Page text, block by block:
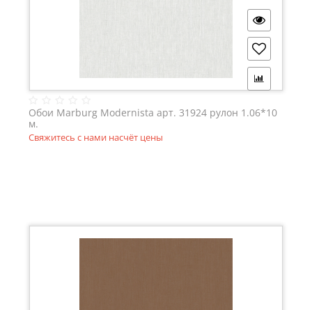
Обои Marburg Modernista арт. 31924 рулон 1.06*10
м.
Свяжитесь с нами насчёт цены